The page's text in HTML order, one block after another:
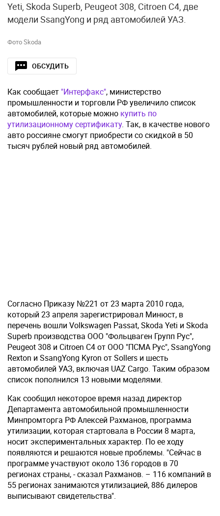
Yeti, Skoda Superb, Peugeot 308, Citroen C4, две
модели SsangYong и ряд автомобилей УАЗ.
Фото Skoda
ОБСУДИТЬ
Как сообщает "Интерфакс", министерство
промышленности и торговли РФ увеличило список
автомобилей, которые можно купить по
утилизационному сертификату. Так, в качестве нового
авто россияне смогут приобрести со скидкой в 50
тысяч рублей новый ряд автомобилей.
Согласно Приказу №221 от 23 марта 2010 года,
который 23 апреля зарегистрировал Минюст, в
перечень вошли Volkswagen Passat, Skoda Yeti и Skoda
Superb производства ООО "Фольцваген Групп Рус",
Peugeot 308 и Citroen C4 от ООО "ПСМА Рус", SsangYong
Rexton и SsangYong Kyron от Sollers и шесть
автомобилей УАЗ, включая UAZ Cargo. Таким образом
список пополнился 13 новыми моделями.
Как сообщил некоторое время назад директор
Департамента автомобильной промышленности
Минпромторга РФ Алексей Рахманов, программа
утилизации, которая стартовала в России 8 марта,
носит экспериментальных характер. По ее ходу
появляются и решаются новые проблемы. "Сейчас в
программе участвуют около 136 городов в 70
регионах страны, - сказал Рахманов. – 116 компаний в
55 регионах занимаются утилизацией, 886 дилеров
выписывают свидетельства".